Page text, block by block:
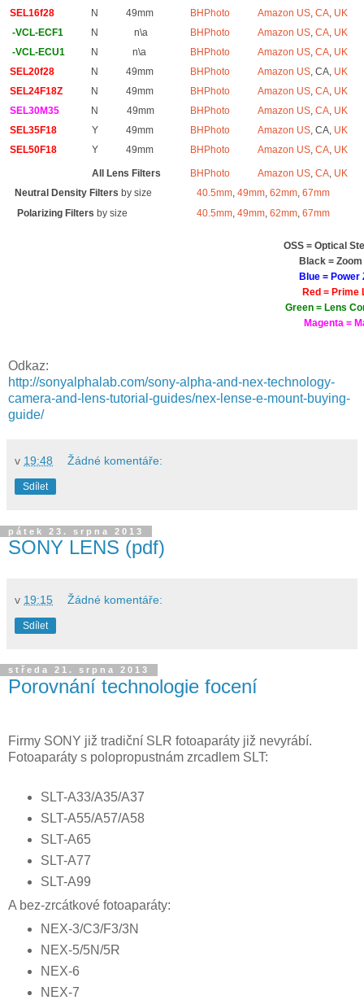
SEL16f28
N 49mm BHPhoto Amazon US, CA, UK
-VCL-ECF1
N n\a BHPhoto Amazon US, CA, UK
-VCL-ECU1
N n\a BHPhoto Amazon US, CA, UK
SEL20f28
N 49mm BHPhoto Amazon US, CA, UK
SEL24F18Z
N 49mm BHPhoto Amazon US, CA, UK
SEL30M35
N 49mm BHPhoto Amazon US, CA, UK
SEL35F18
Y 49mm BHPhoto Amazon US, CA, UK
SEL50F18
Y 49mm BHPhoto Amazon US, CA, UK
All Lens Filters BHPhoto Amazon US, CA, UK
Neutral Density Filters by size 40.5mm 49mm 62mm 67mm
Polarizing Filters by size 40.5mm 49mm 62mm 67mm
OSS = Optical
Black =
Blue = Power
Red = Prime
Green = Lens
Magenta =
Odkaz:
http://sonyalphalab.com/sony-alpha-and-nex-technology-
camera-and-lens-tutorial-guides/nex-lense-e-mount-buying-
guide/
v 19:48 Žádné komentáře:
Sdílet
pátek 23. srpna 2013
SONY LENS (pdf)
v 19:15 Žádné komentáře:
Sdílet
středa 21. srpna 2013
Porovnání technologie focení
Firmy SONY již tradiční SLR fotoaparáty již nevyrábí.
Fotoaparáty s polopropustnám zrcadlem SLT:
SLT-A33/A35/A37
SLT-A55/A57/A58
SLT-A65
SLT-A77
SLT-A99
A bez-zrcátkové fotoaparáty:
NEX-3/C3/F3/3N
NEX-5/5N/5R
NEX-6
NEX-7